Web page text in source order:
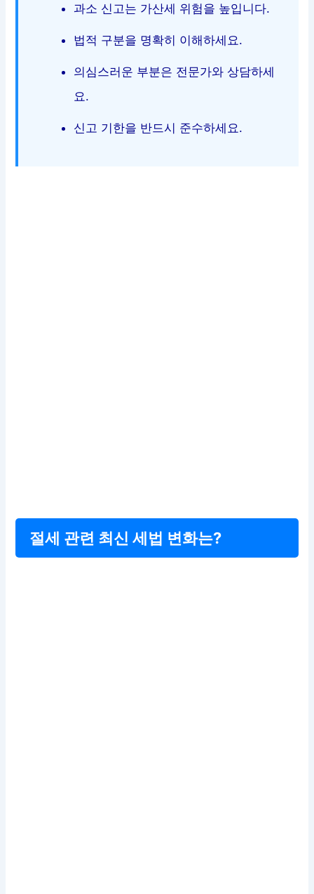
과소 신고는 가산세 위험을 높입니다.
법적 구분을 명확히 이해하세요.
의심스러운 부분은 전문가와 상담하세
요.
신고 기한을 반드시 준수하세요.
절세 관련 최신 세법 변화는?